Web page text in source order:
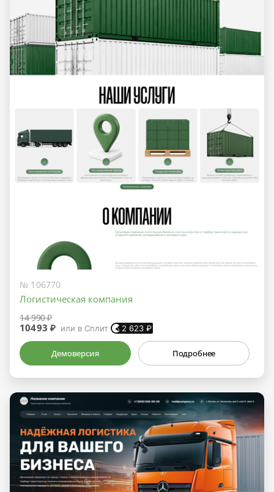
№ 106770
Логистическая компания
14 990 ₽
10493 ₽ или в Сплит 2 623 ₽
Демоверсия Подробнее